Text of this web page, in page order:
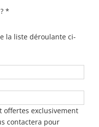
*
la liste déroulante ci-
offertes exclusivement
contactera pour